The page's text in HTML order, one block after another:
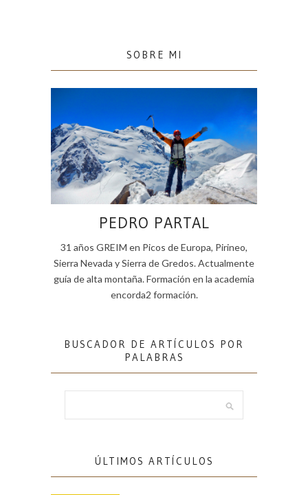
SOBRE MI
PEDRO PARTAL
31 años GREIM en Picos de Europa, Pirineo,
Sierra Nevada y Sierra de Gredos. Actualmente
guía de alta montaña. Formación en la academia
encorda2 formación.
BUSCADOR DE ARTÍCULOS POR
PALABRAS
ÚLTIMOS ARTÍCULOS